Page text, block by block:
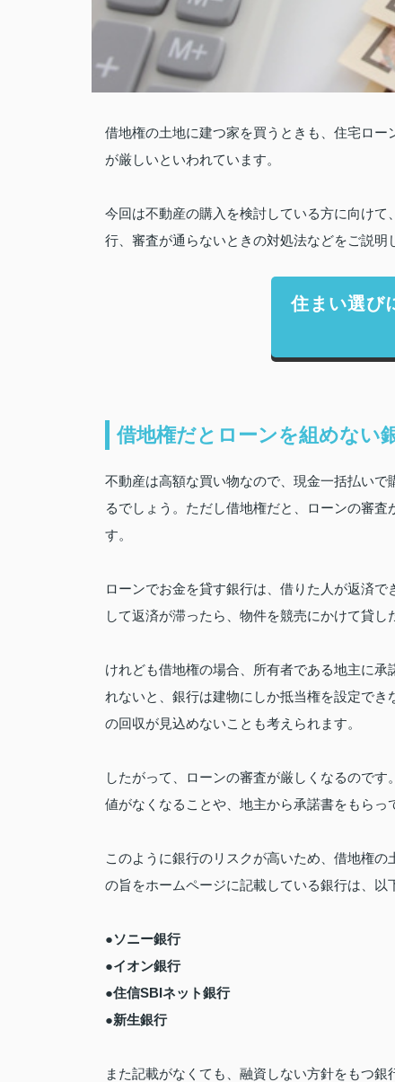
借地権の土地に建つ家を買うときも、住宅ロ
が厳しいといわれています。
今回は不動産の購入を検討している方に向け
行、審査が通らないときの対処法などをご説明
住まい選び
借地権だとローンを組めない
不動産は高額な買い物なので、現金一括払い
るでしょう。ただし借地権だと、ローンの審
す。
ローンでお金を貸す銀行は、借りた人が返済
して返済が滞ったら、物件を競売にかけて貸し
けれども借地権の場合、所有者である地主に
れないと、銀行は建物にしか抵当権を設定で
の回収が見込めないことも考えられます。
したがって、ローンの審査が厳しくなるので
値がなくなることや、地主から承諾書をもらっ
このように銀行のリスクが高いため、借地権
の旨をホームページに記載している銀行は、以
●ソニー銀行
●イオン銀行
●住信SBIネット銀行
●新生銀行
また記載がなくても、融資しない方針をもつ銀